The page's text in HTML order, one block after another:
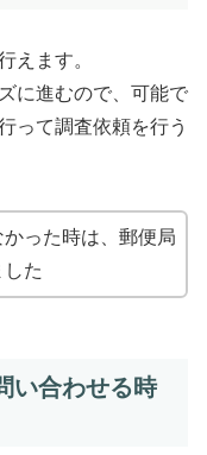
えます。
に進むので、可能で
って調査依頼を行う
った時は、郵便局
た
い合わせる時